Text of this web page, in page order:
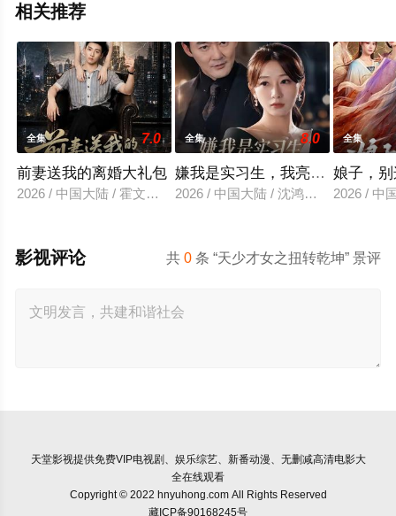
相关推荐
全集 7.0
前妻送我的离婚大礼包
2026 / 中国大陆 / 霍文琦＆雷小米
全集 8.0
嫌我是实习生，我亮出老板身份
2026 / 中国大陆 / 沈鸿运＆刘亚倩
全集
娘子，
2026 / 中
共0 条 “天少才女之扭转乾坤” 景评
影视评论
天堂影视提供免费VIP电视剧、娱乐综艺、新番动漫、无删减高清电影大
全在线观看
Copyright © 2022 hnyuhong.com All Rights Reserved
藏ICP备90168245号